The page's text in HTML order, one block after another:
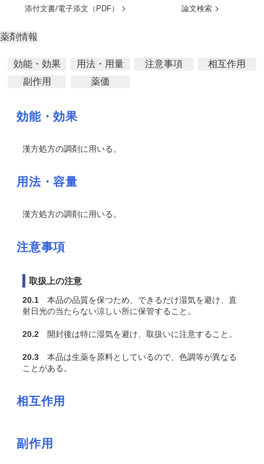
添付文書/電子添文（PDF） 論文検索
薬剤情報
効能・効果 用法・用量 注意事項
相互作用
副作用
薬価
効能・効果
漢方処方の調剤に用いる。
用法・容量
漢方処方の調剤に用いる。
注意事項
取扱上の注意
20.1 本品の品質を保つため、できるだけ湿気を避け、直
射日光の当たらない涼しい所に保管すること。
20.2 開封後は特に湿気を避け、取扱いに注意すること。
20.3 本品は生薬を原料としているので、色調等が異なる
ことがある。
相互作用
副作用